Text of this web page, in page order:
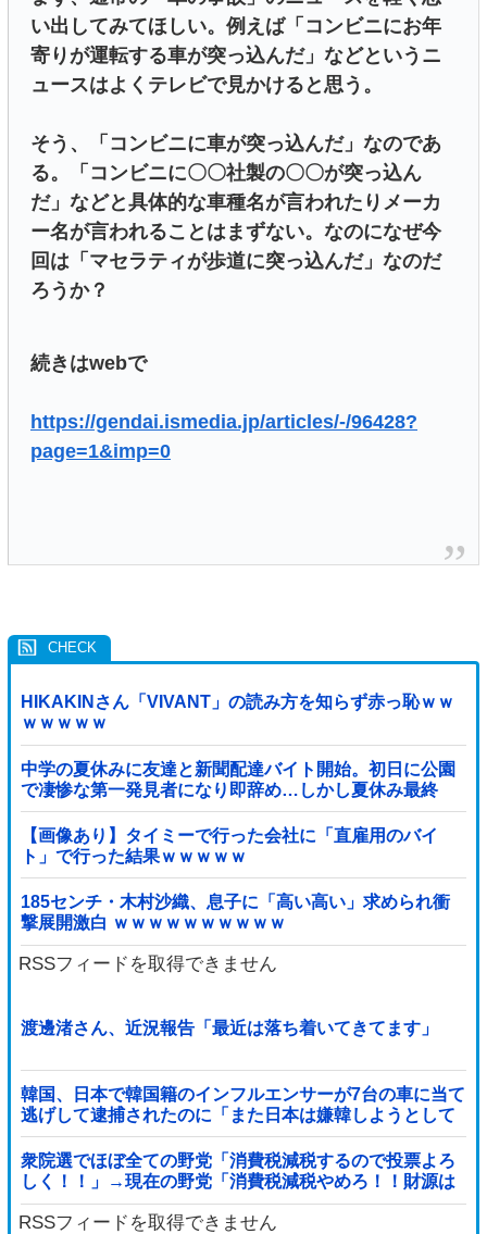
い出してみてほしい。例えば「コンビニにお年
寄りが運転する車が突っ込んだ」などというニ
ュースはよくテレビで見かけると思う。
そう、「コンビニに車が突っ込んだ」なのであ
る。「コンビニに〇〇社製の〇〇が突っ込ん
だ」などと具体的な車種名が言われたりメーカ
ー名が言われることはまずない。なのになぜ今
回は「マセラティが歩道に突っ込んだ」なのだ
ろうか？
続きはwebで
https://gendai.ismedia.jp/articles/-/96428?
page=1&imp=0
HIKAKINさん「VIVANT」の読み方を知らず赤っ恥ｗｗ
ｗｗｗｗｗ
中学の夏休みに友達と新聞配達バイト開始。初日に公園
で凄惨な第一発見者になり即辞め…しかし夏休み最終
日、バイトを続けた友人の身に起きた「更なる悲劇」←
このバイト先、呪われすぎだろ
【画像あり】タイミーで行った会社に「直雇用のバイ
ト」で行った結果ｗｗｗｗｗ
185センチ・木村沙織、息子に「高い高い」求められ衝
撃展開激白 ｗｗｗｗｗｗｗｗｗｗ
RSSフィードを取得できません
渡邊渚さん、近況報告「最近は落ち着いてきてます」
韓国、日本で韓国籍のインフルエンサーが7台の車に当て
逃げして逮捕されたのに「また日本は嫌韓しようとして
いる」と決めつけて責任転嫁
衆院選でほぼ全ての野党「消費税減税するので投票よろ
しく！！」→現在の野党「消費税減税やめろ！！財源は
どうするんだ！！」他
RSSフィードを取得できません